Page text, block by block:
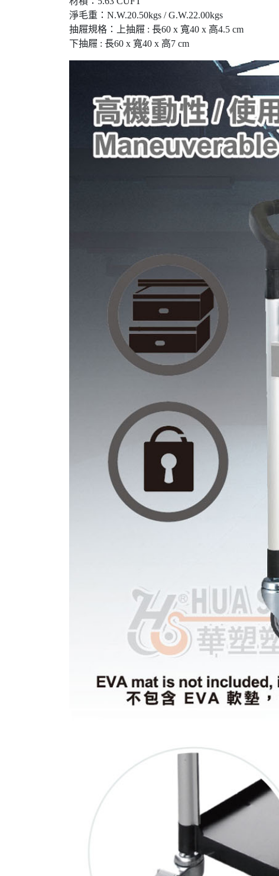
淨毛重：N.W.20.50kgs / G.W.22.00kgs
抽屜規格：上抽屜 : 長60 x 寬40 x 高4.5 cm
下抽屜 : 長60 x 寬40 x 高7 cm